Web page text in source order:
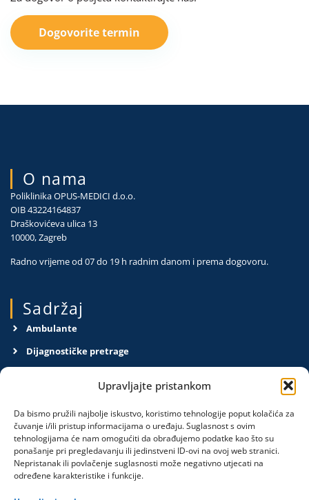
Upravljajte pristankom
Da bismo pružili najbolje iskustvo, koristimo tehnologije poput kolačića za
čuvanje i/ili pristup informacijama o uređaju. Suglasnost s ovim
tehnologijama će nam omogućiti da obrađujemo podatke kao što su
ponašanje pri pregledavanju ili jedinstveni ID-ovi na ovoj web stranici.
Nepristanak ili povlačenje suglasnosti može negativno utjecati na
određene karakteristike i funkcije.
Dogovorite termin
O nama
Poliklinika OPUS-MEDICI d.o.o.
OIB 43224164837
Draškovićeva ulica 13
10000, Zagreb
Radno vrijeme od 07 do 19 h radnim danom i prema dogovoru.
Sadržaj
Ambulante
Dijagnostičke pretrage
Pravila privatnosti
Obavijesti